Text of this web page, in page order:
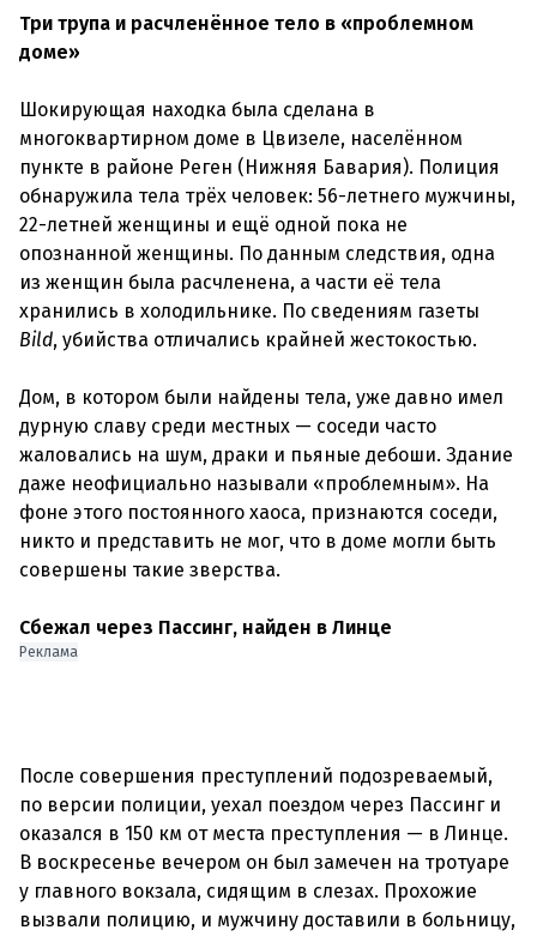
Три трупа и расчленённое тело в «проблемном
доме»
Шокирующая находка была сделана в
многоквартирном доме в Цвизеле, населённом
пункте в районе Реген (Нижняя Бавария). Полиция
обнаружила тела трёх человек: 56-летнего мужчины,
22-летней женщины и ещё одной пока не
опознанной женщины. По данным следствия, одна
из женщин была расчленена, а части её тела
хранились в холодильнике. По сведениям газеты
Bild, убийства отличались крайней жестокостью.
Дом, в котором были найдены тела, уже давно имел
дурную славу среди местных — соседи часто
жаловались на шум, драки и пьяные дебоши. Здание
даже неофициально называли «проблемным». На
фоне этого постоянного хаоса, признаются соседи,
никто и представить не мог, что в доме могли быть
совершены такие зверства.
Сбежал через Пассинг, найден в Линце
Реклама
После совершения преступлений подозреваемый,
по версии полиции, уехал поездом через Пассинг и
оказался в 150 км от места преступления — в Линце.
В воскресенье вечером он был замечен на тротуаре
у главного вокзала, сидящим в слезах. Прохожие
вызвали полицию, и мужчину доставили в больницу,